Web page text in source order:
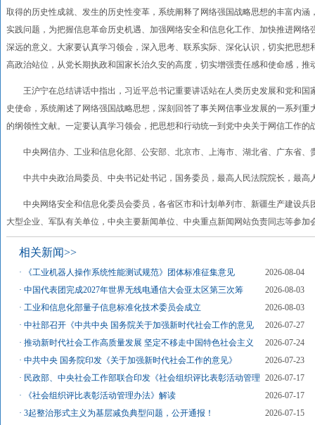
取得的历史性成就、发生的历史性变革，系统阐释了网络强国战略思想的丰富内
实践问题，为把握信息革命历史机遇、加强网络安全和信息化工作、加快推进网
深远的意义。大家要认真学习领会，深入思考、联系实际、深化认识，切实把思
高政治站位，从党长期执政和国家长治久安的高度，切实增强责任感和使命感，推
王沪宁在总结讲话中指出，习近平总书记重要讲话站在人类历史发展和党和国
史使命，系统阐述了网络强国战略思想，深刻回答了事关网信事业发展的一系列
的纲领性文献。一定要认真学习领会，把思想和行动统一到党中央关于网信工作
中央网信办、工业和信息化部、公安部、北京市、上海市、湖北省、广东省、
中共中央政治局委员、中央书记处书记，国务委员，最高人民法院院长，最高
中央网络安全和信息化委员会委员，各省区市和计划单列市、新疆生产建设兵
大型企业、军队有关单位，中央主要新闻单位、中央重点新闻网站负责同志等参加
相关新闻>>
· 《工业机器人操作系统性能测试规范》团体标准征集意见
2026-08-04
·中国代表团完成2027年世界无线电通信大会亚太区第三次筹
2026-08-03
·工业和信息化部量子信息标准化技术委员会成立
2026-08-03
·中社部召开《中共中央 国务院关于加强新时代社会工作的意见
2026-07-27
·推动新时代社会工作高质量发展 坚定不移走中国特色社会主义
2026-07-24
·中共中央 国务院印发《关于加强新时代社会工作的意见》
2026-07-23
· 民政部、中央社会工作部联合印发《社会组织评比表彰活动管理
2026-07-17
·
《社会组织评比表彰活动管理办法》解读
2026-07-17
·3起整治形式主义为基层减负典型问题，公开通报！
2026-07-15